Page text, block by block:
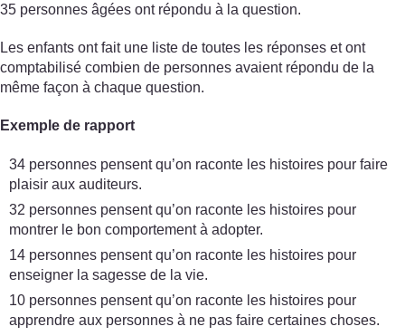
35 personnes âgées ont répondu à la question.
Les enfants ont fait une liste de toutes les réponses et ont
comptabilisé combien de personnes avaient répondu de la
même façon à chaque question.
Exemple de rapport
34 personnes pensent qu’on raconte les histoires pour faire
plaisir aux auditeurs.
32 personnes pensent qu’on raconte les histoires pour
montrer le bon comportement à adopter.
14 personnes pensent qu’on raconte les histoires pour
enseigner la sagesse de la vie.
10 personnes pensent qu’on raconte les histoires pour
apprendre aux personnes à ne pas faire certaines choses.